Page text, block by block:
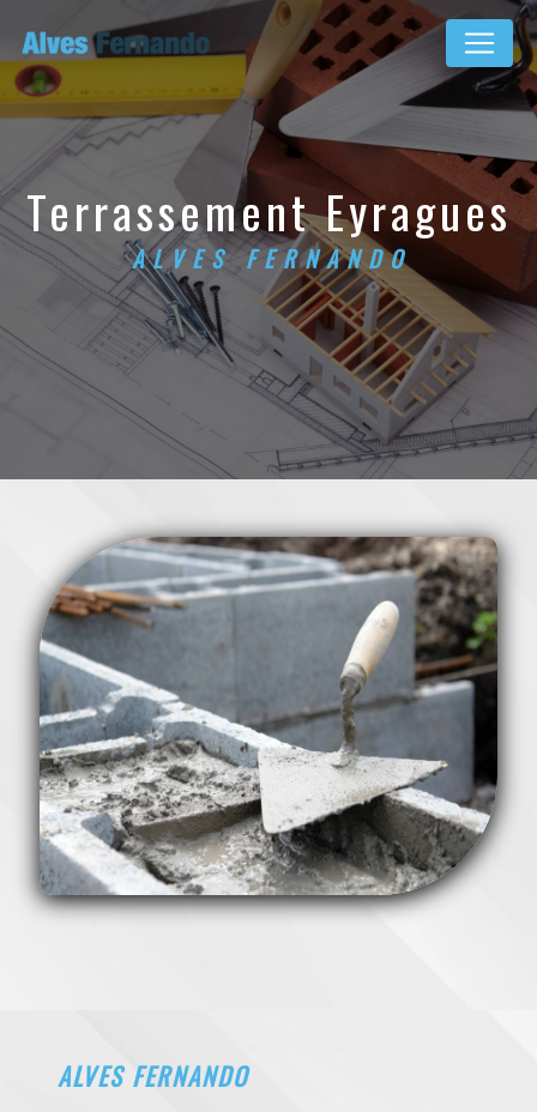
terrassement Eyragues
ALVES FERNANDO
ALVES FERNANDO
Panneau de gestion des cookies